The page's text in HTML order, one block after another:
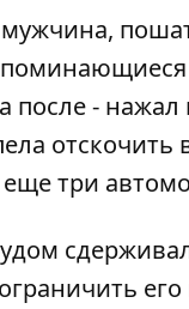
мужчина,
- нажал
три